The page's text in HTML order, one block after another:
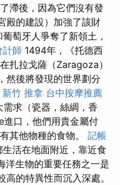
滯後，因為它們沒有發
殿的建設）加強了該財
萄牙人爭奪了新領土，
計師 1494年，《托德西
扎拉戈薩（Zaragoza）
然後將發現的世界劃分
新竹 推拿 台中按摩推薦
求（瓷器，絲綢，香
口，他們用貴金屬付
其他物種的食物。 記帳
活在地面附近，靠近食
洋生物的重要任務之一是
的特異性而沉入深處。